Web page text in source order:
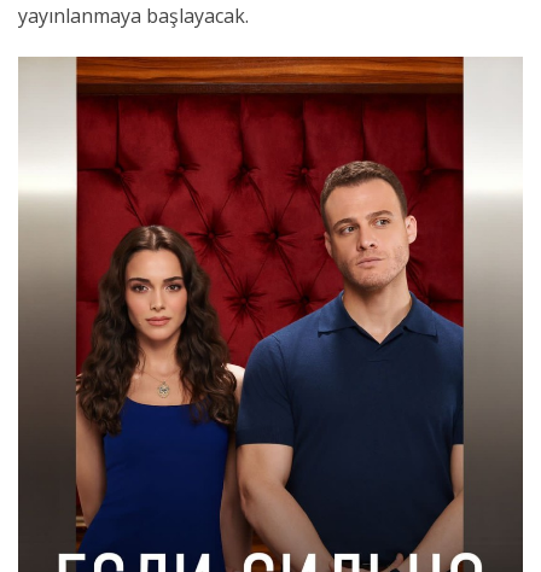
yayınlanmaya başlayacak.